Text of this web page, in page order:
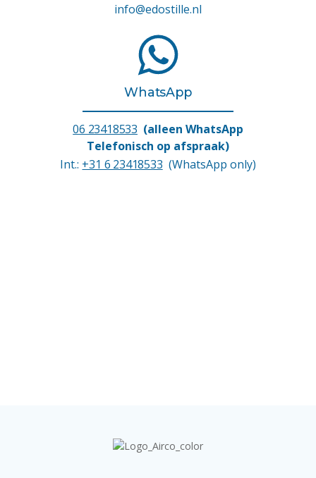
info@edostille.nl
WhatsApp
06 23418533 (alleen WhatsApp
Telefonisch op afspraak)
Int.: +31 6 23418533 (WhatsApp only)